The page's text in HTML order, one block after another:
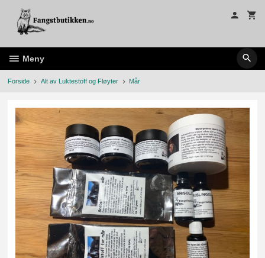
innholdet
Meny
Forside Alt av Luktestoff og Fløyter Mår